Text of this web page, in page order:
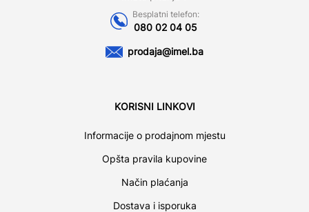
Besplatni telefon:
080 02 04 05
prodaja@imel.ba
KORISNI LINKOVI
Informacije o prodajnom mjestu
Opšta pravila kupovine
Način plaćanja
Dostava i isporuka